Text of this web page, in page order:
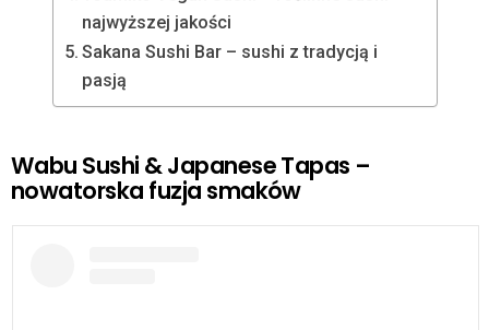
najwyższej jakości
Sakana Sushi Bar – sushi z tradycją i
pasją
Wabu Sushi & Japanese Tapas –
nowatorska fuzja smaków